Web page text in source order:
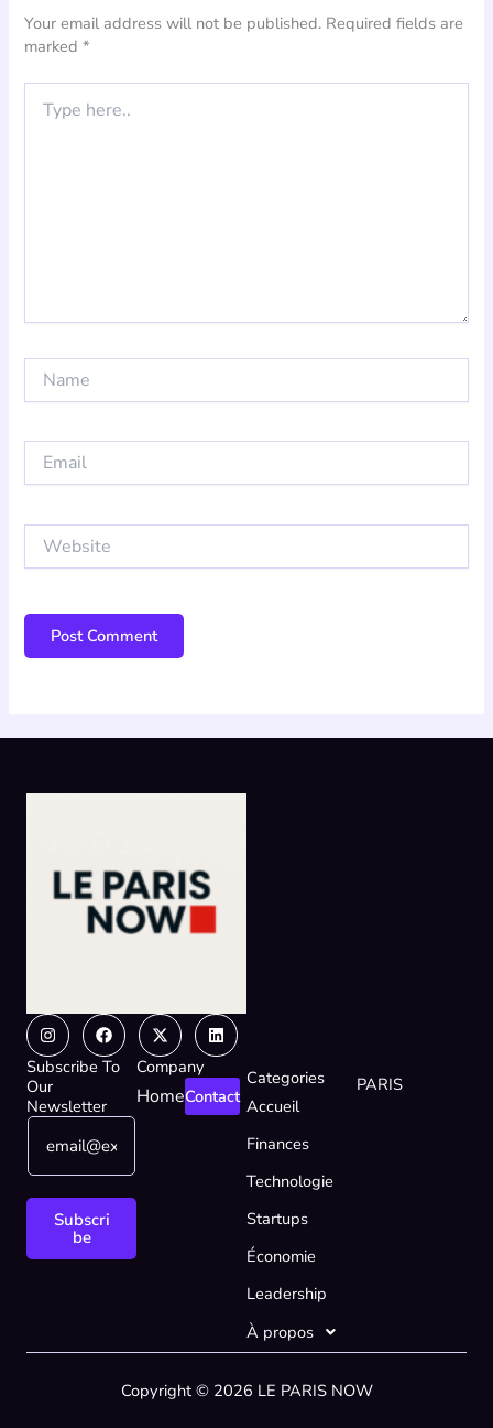
Your email address will not be published. Required fields are
marked*
here..
Email
InstagramFacebook
X-
twitter
Linkedin
Subscribe To
Our
Newsletter
E
a
i
m
E
E
a
Subscri
be
Company
HomeContact
Categories
Accueil
Finances
Technologie
Startups
Économie
Leadership
À propos
PARIS
Copyright © 2026 LE PARIS NOW